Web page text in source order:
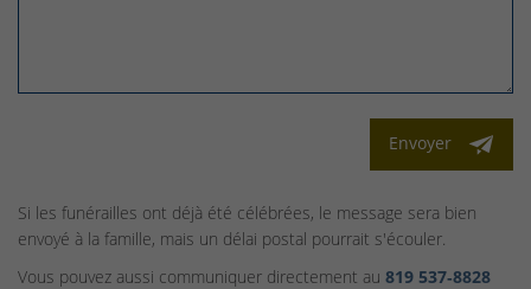
Envoyer
Si les funérailles ont déjà été célébrées, le message sera bien
envoyé à la famille, mais un délai postal pourrait s'écouler.
Vous pouvez aussi communiquer directement au 819 537‑8828